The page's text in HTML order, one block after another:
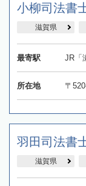
小柳司法書
滋賀県
最寄駅 JR「
所在地 〒
羽田司法書
滋賀県